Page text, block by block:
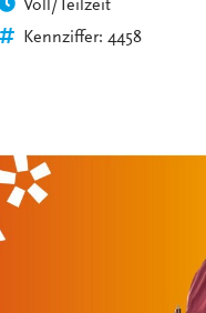
KLINIKEN UND
Voll/Teilzeit
Kennziffer: 4458